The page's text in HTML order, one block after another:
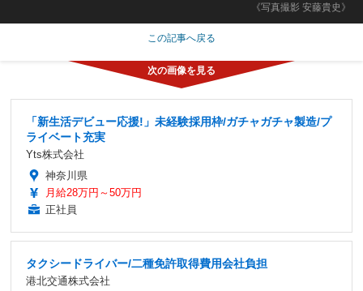
《写真撮影 安藤貴史》
この記事へ戻る
「新生活デビュー応援!」未経験採用枠/ガチャガチャ製造/プ
ライベート充実
Yts株式会社
神奈川県
月給28万円～50万円
正社員
タクシードライバー/二種免許取得費用会社負担
港北交通株式会社